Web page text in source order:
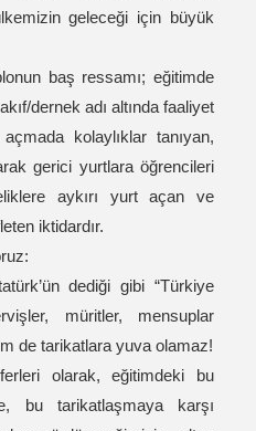
geleceği için büyük
baş ressamı; eğitimde
dernek adı altında faaliyet
kolaylıklar tanıyan,
gerici yurtlara öğrencileri
aykırı yurt açan ve
iktidardır.
dediği gibi “Türkiye
müritler, mensuplar
de tarikatlara yuva olamaz!
olarak, eğitimdeki bu
bu tarikatlaşmaya karşı